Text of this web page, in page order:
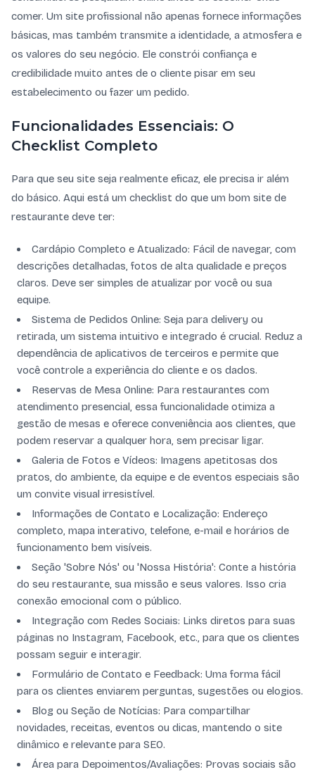
comer. Um site profissional não apenas fornece informações
básicas, mas também transmite a identidade, a atmosfera e
os valores do seu negócio. Ele constrói confiança e
credibilidade muito antes de o cliente pisar em seu
estabelecimento ou fazer um pedido.
Funcionalidades Essenciais: O
Checklist Completo
Para que seu site seja realmente eficaz, ele precisa ir além
do básico. Aqui está um checklist do que um bom site de
restaurante deve ter:
Cardápio Completo e Atualizado: Fácil de navegar, com
descrições detalhadas, fotos de alta qualidade e preços
claros. Deve ser simples de atualizar por você ou sua
equipe.
Sistema de Pedidos Online: Seja para delivery ou
retirada, um sistema intuitivo e integrado é crucial. Reduz a
dependência de aplicativos de terceiros e permite que
você controle a experiência do cliente e os dados.
Reservas de Mesa Online: Para restaurantes com
atendimento presencial, essa funcionalidade otimiza a
gestão de mesas e oferece conveniência aos clientes, que
podem reservar a qualquer hora, sem precisar ligar.
Galeria de Fotos e Vídeos: Imagens apetitosas dos
pratos, do ambiente, da equipe e de eventos especiais são
um convite visual irresistível.
Informações de Contato e Localização: Endereço
completo, mapa interativo, telefone, e-mail e horários de
funcionamento bem visíveis.
Seção 'Sobre Nós' ou 'Nossa História': Conte a história
do seu restaurante, sua missão e seus valores. Isso cria
conexão emocional com o público.
Integração com Redes Sociais: Links diretos para suas
páginas no Instagram, Facebook, etc., para que os clientes
possam seguir e interagir.
Formulário de Contato e Feedback: Uma forma fácil
para os clientes enviarem perguntas, sugestões ou elogios.
Blog ou Seção de Notícias: Para compartilhar
novidades, receitas, eventos ou dicas, mantendo o site
dinâmico e relevante para SEO.
Área para Depoimentos/Avaliações: Provas sociais são